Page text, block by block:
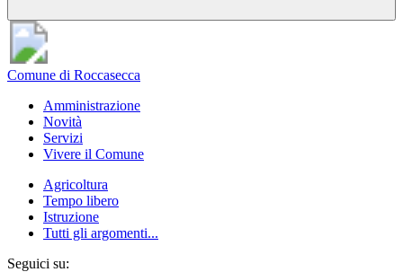
Comune di Roccasecca
Amministrazione
Novità
Servizi
Vivere il Comune
Agricoltura
Tempo libero
Istruzione
Tutti gli argomenti...
Seguici su: